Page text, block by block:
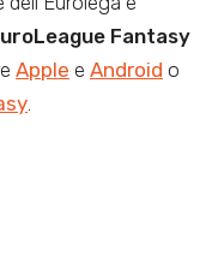
Fantasy
Apple e Android o
.